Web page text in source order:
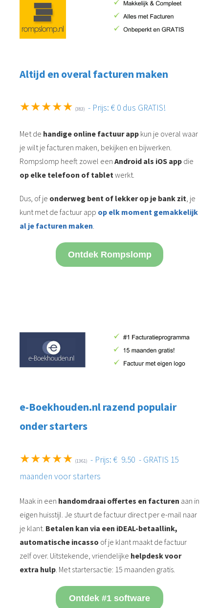
Altijd en overal facturen maken
★★★★★ (383) - Prijs: € 0 dus GRATIS!
Met de handige online factuur app kun je overal waar
je wilt je facturen maken, bekijken en bijwerken.
Rompslomp heeft zowel een Android als iOS app die
op elke telefoon of tablet werkt.
Dus, of je onderweg bent of lekker op je bank zit , je
kunt met de factuur app op elk moment gemakkelijk
al je facturen maken
Ontdek Rompslomp
e-Boekhouden.nl razend populair
onder starters
★★★★★ (1361) - Prijs: € 9.50 - GRATIS 15
maanden voor starters
Maak in een handomdraai offertes en facturen aan in
eigen huisstijl. Je stuurt de factuur direct per e-mail naar
je klant. Betalen kan via een iDEAL-betaallink,
automatische incasso of je klant maakt de factuur
zelf over. Uitstekende, vriendelijke helpdesk voor
extra hulp. Met startersactie: 15 maanden gratis.
Ontdek #1 software